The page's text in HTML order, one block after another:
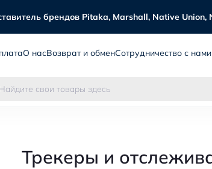
брендов Pitaka, Marshall, Native Union,
О насВозврат и обменСотрудничество с нами
Трекеры и